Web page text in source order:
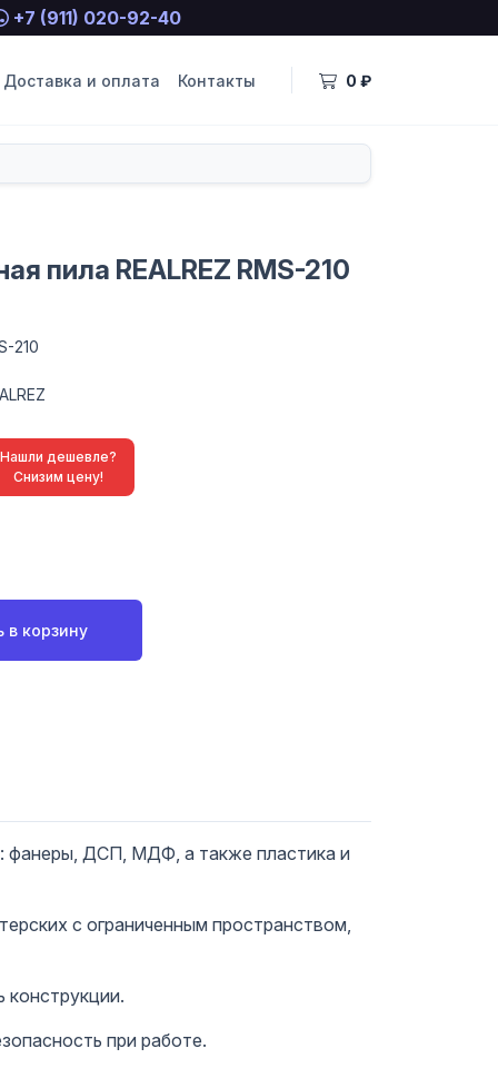
+7 (911) 020-92-40
Доставка и оплата Контакты 0 ₽
пила REALREZ RMS-210
210
Нашли дешевле?
Снизим цену!
в корзину
фанеры, ДСП, МДФ, а также пластика и
с ограниченным пространством,
конструкции.
при работе.